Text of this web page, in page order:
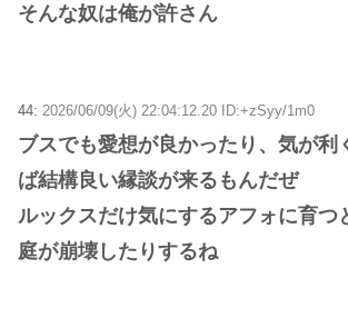
そんな奴は俺が許さん
44: 2026/06/09(火) 22:04:12.20 ID:+zSyy/1m0
ブスでも愛想が良かったり、気が利
ば結構良い縁談が来るもんだぜ
ルックスだけ気にするアフォに育つ
庭が崩壊したりするね